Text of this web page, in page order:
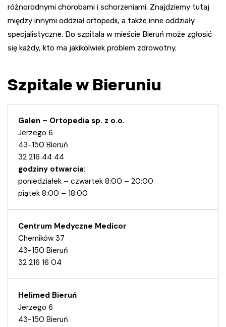
różnorodnymi chorobami i schorzeniami. Znajdziemy tutaj
między innymi oddział ortopedii, a także inne oddziały
specjalistyczne. Do szpitala w mieście Bieruń może zgłosić
się każdy, kto ma jakikolwiek problem zdrowotny.
Szpitale w Bieruniu
Galen – Ortopedia sp. z o.o.
Jerzego 6
43-150 Bieruń
32 216 44 44
godziny otwarcia:
poniedziałek – czwartek 8:00 – 20:00
piątek 8:00 – 18:00
Centrum Medyczne Medicor
Chemików 37
43-150 Bieruń
32 216 16 04
Helimed Bieruń
Jerzego 6
43-150 Bieruń